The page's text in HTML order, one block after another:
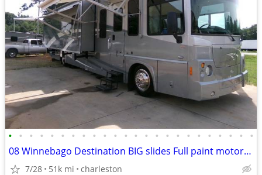
• • • • • • • • • • • • • • • • • • • • • • • •
08 Winnebago Destination BIG slides Full paint motorhome 340hp diesel
7/28 51k mi charleston